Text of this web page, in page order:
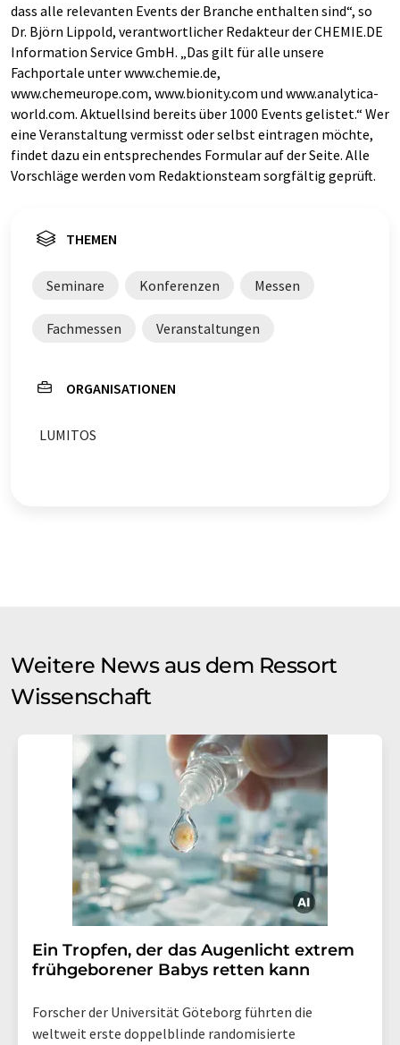
dass alle relevanten Events der Branche enthalten sind“, so
Dr. Björn Lippold, verantwortlicher Redakteur der CHEMIE.DE
Information Service GmbH. „Das gilt für alle unsere
Fachportale unter www.chemie.de,
www.chemeurope.com, www.bionity.com und www.analytica-
world.com. Aktuellsind bereits über 1000 Events gelistet.“ Wer
eine Veranstaltung vermisst oder selbst eintragen möchte,
findet dazu ein entsprechendes Formular auf der Seite. Alle
Vorschläge werden vom Redaktionsteam sorgfältig geprüft.
THEMEN
Seminare Konferenzen Messen
Fachmessen Veranstaltungen
ORGANISATIONEN
LUMITOS
Weitere News aus dem Ressort
Wissenschaft
Ein Tropfen, der das Augenlicht extrem
frühgeborener Babys retten kann
Forscher der Universität Göteborg führten die
weltweit erste doppelblinde randomisierte